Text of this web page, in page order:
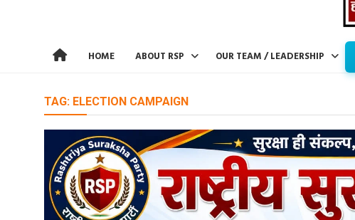
HOME ABOUT RSP OUR TEAM / LEADERSHIP
TAG: ELECTION CAMPAIGN